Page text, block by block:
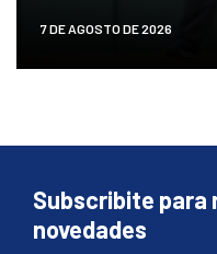
7 DE AGOSTO DE 2026
Subscribite para
novedades